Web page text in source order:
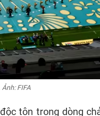
FIFA
tôn trong dòng